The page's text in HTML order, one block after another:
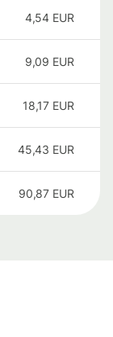
4,54 EUR
9,09 EUR
18,17 EUR
45,43 EUR
90,87 EUR